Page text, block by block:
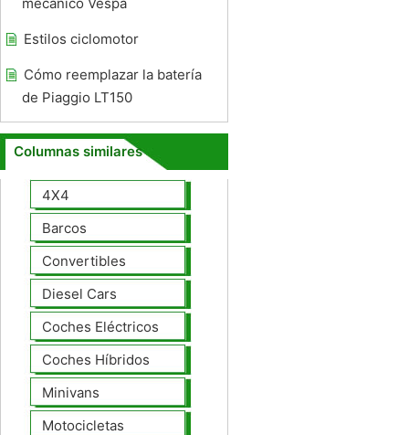
Estilos ciclomotor
Cómo reemplazar la batería
de Piaggio LT150
Columnas similares
4X4
Barcos
Convertibles
Diesel Cars
Coches Eléctricos
Coches Híbridos
Minivans
Motocicletas